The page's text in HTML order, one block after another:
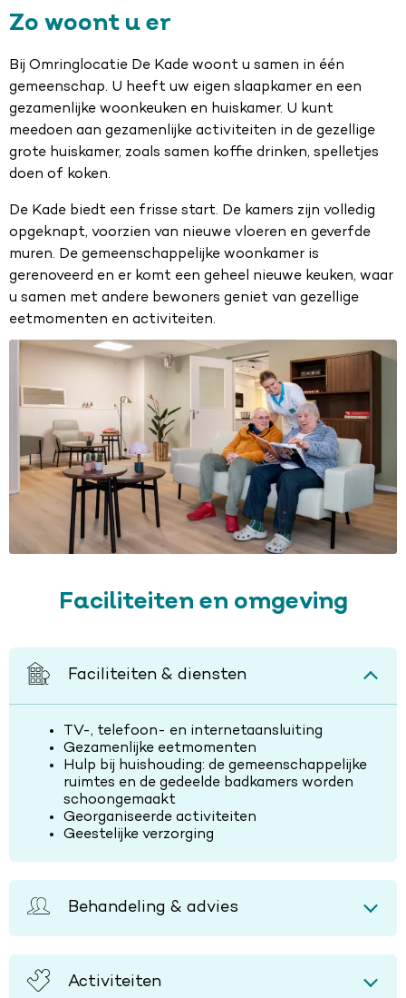
Zo woont u er
Bij Omringlocatie De Kade woont u samen in één
gemeenschap. U heeft uw eigen slaapkamer en een
gezamenlijke woonkeuken en huiskamer. U kunt
meedoen aan gezamenlijke activiteiten in de gezellige
grote huiskamer, zoals samen koffie drinken, spelletjes
doen of koken.
De Kade biedt een frisse start. De kamers zijn volledig
opgeknapt, voorzien van nieuwe vloeren en geverfde
muren. De gemeenschappelijke woonkamer is
gerenoveerd en er komt een geheel nieuwe keuken, waar
u samen met andere bewoners geniet van gezellige
eetmomenten en activiteiten.
Faciliteiten en omgeving
Faciliteiten & diensten
TV-, telefoon- en internetaansluiting
Gezamenlijke eetmomenten
Hulp bij huishouding: de gemeenschappelijke
ruimtes en de gedeelde badkamers worden
schoongemaakt
Georganiseerde activiteiten
Geestelijke verzorging
Behandeling & advies
Activiteiten